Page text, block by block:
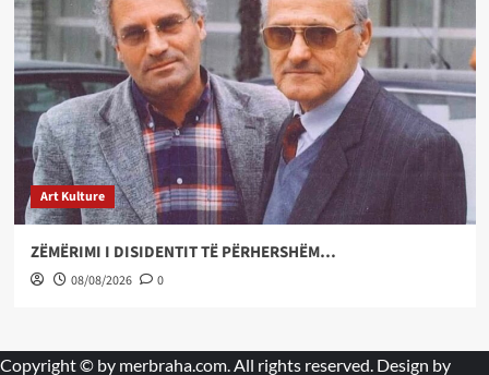
Art Kulture
ZËMËRIMI I DISIDENTIT TË PËRHERSHËM…
08/08/2026 0
Copyright © by merbraha.com . All rights reserved. Design by